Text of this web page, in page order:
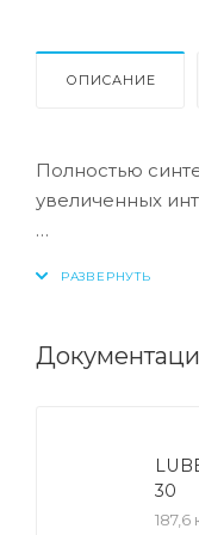
ОПИСАНИЕ
Полностью
увеличенных
-Превосходная
-Увеличенный
-Полная
30
187,6